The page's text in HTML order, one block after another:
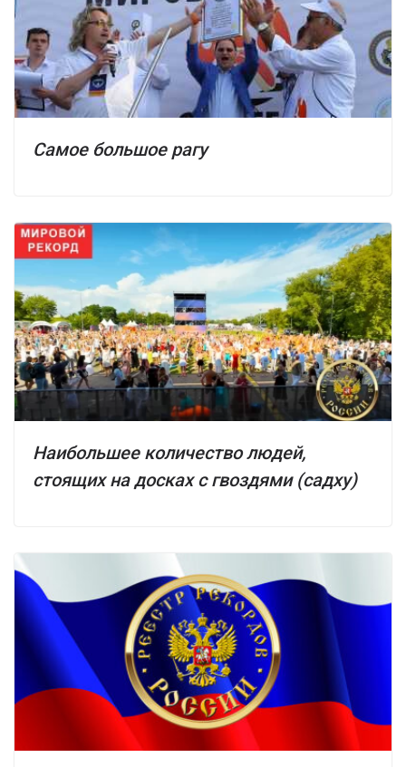
Самое большое рагу
Наибольшее количество людей,
стоящих на досках с гвоздями (садху)